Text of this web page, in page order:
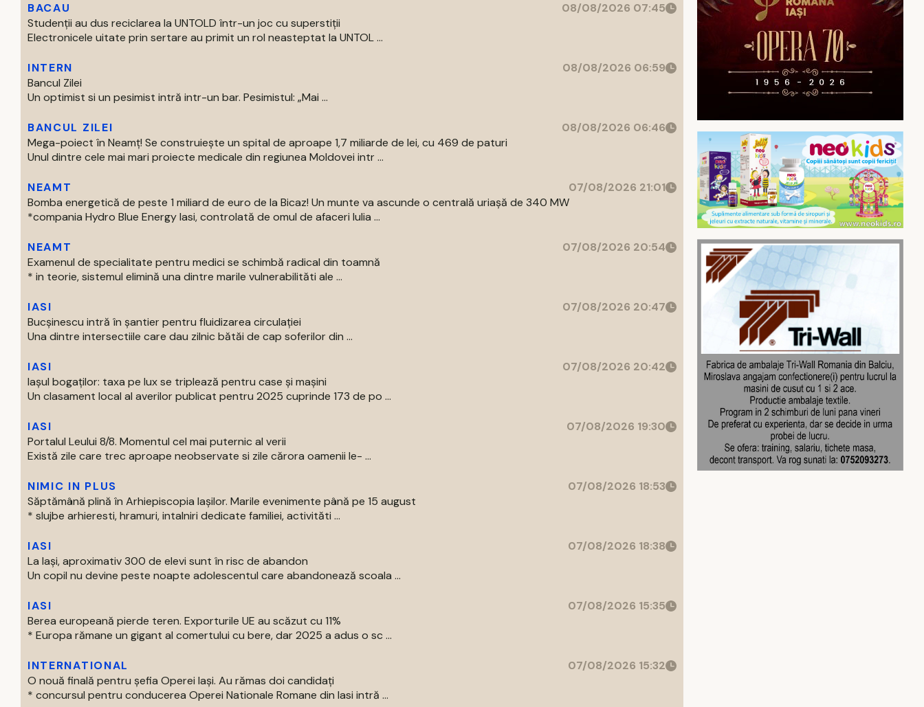
BACAU
08/08/2026 07:45
Studenții au dus reciclarea la UNTOLD într-un joc cu superstiții
Electronicele uitate prin sertare au primit un rol neasteptat la UNTOL ...
INTERN
08/08/2026 06:59
Bancul Zilei
Un optimist si un pesimist intră intr-un bar. Pesimistul: „Mai ...
BANCUL ZILEI
08/08/2026 06:46
Mega-poiect în Neamț! Se construiește un spital de aproape 1,7 miliarde de lei, cu 469 de paturi
Unul dintre cele mai mari proiecte medicale din regiunea Moldovei intr ...
NEAMT
07/08/2026 21:01
Bomba energetică de peste 1 miliard de euro de la Bicaz! Un munte va ascunde o centrală uriașă de 340 MW
*compania Hydro Blue Energy Iasi, controlată de omul de afaceri Iulia ...
NEAMT
07/08/2026 20:54
Examenul de specialitate pentru medici se schimbă radical din toamnă
* in teorie, sistemul elimină una dintre marile vulnerabilităti ale ...
IASI
07/08/2026 20:47
Bucșinescu intră în șantier pentru fluidizarea circulației
Una dintre intersectiile care dau zilnic bătăi de cap soferilor din ...
IASI
07/08/2026 20:42
Iașul bogaților: taxa pe lux se triplează pentru case și mașini
Un clasament local al averilor publicat pentru 2025 cuprinde 173 de po ...
IASI
07/08/2026 19:30
Portalul Leului 8/8. Momentul cel mai puternic al verii
Există zile care trec aproape neobservate si zile cărora oamenii le- ...
NIMIC IN PLUS
07/08/2026 18:53
Săptămână plină în Arhiepiscopia Iașilor. Marile evenimente până pe 15 august
* slujbe arhieresti, hramuri, intalniri dedicate familiei, activităti ...
IASI
07/08/2026 18:38
La Iași, aproximativ 300 de elevi sunt în risc de abandon
Un copil nu devine peste noapte adolescentul care abandonează scoala ...
IASI
07/08/2026 15:35
Berea europeană pierde teren. Exporturile UE au scăzut cu 11%
* Europa rămane un gigant al comertului cu bere, dar 2025 a adus o sc ...
INTERNATIONAL
07/08/2026 15:32
O nouă finală pentru șefia Operei Iași. Au rămas doi candidați
* concursul pentru conducerea Operei Nationale Romane din Iasi intră ...